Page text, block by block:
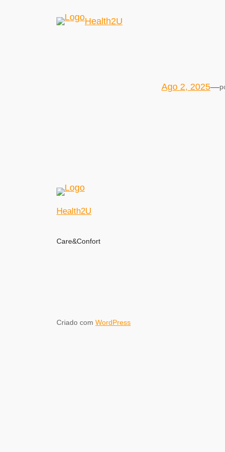
Health2U
Ago 2, 2025—
Health2U
Care&Confort
Criado com WordPress